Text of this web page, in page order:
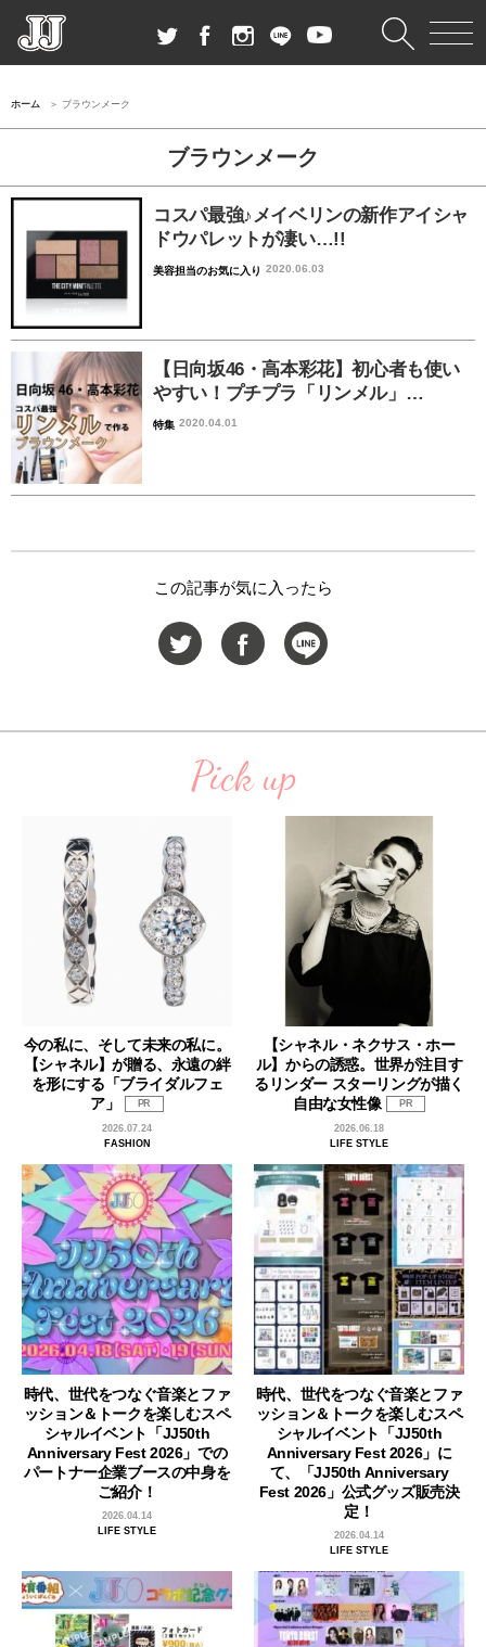
ホーム ブラウンメーク
ブラウンメーク
コスパ最強♪メイベリンの新作アイシャ
ドウパレットが凄い…!!
美容担当のお気に入り 2020.06.03
【日向坂46・高本彩花】初心者も使い
やすい！プチプラ「リンメル」…
特集 2020.04.01
この記事が気に入ったら
Pick up
今の私に、そして未来の私に。
【シャネル】が贈る、永遠の絆
を形にする「ブライダルフェ
ア」
PR
2026.07.24
FASHION
【シャネル・ネクサス・ホー
ル】からの誘惑。世界が注目す
るリンダー スターリングが描く
自由な女性像
PR
2026.06.18
LIFE STYLE
時代、世代をつなぐ音楽とファ
ッション＆トークを楽しむスペ
シャルイベント「JJ50th
Anniversary Fest 2026」での
パートナー企業ブースの中身を
ご紹介！
2026.04.14
LIFE STYLE
時代、世代をつなぐ音楽とファ
ッション＆トークを楽しむスペ
シャルイベント「JJ50th
Anniversary Fest 2026」に
て、「JJ50th Anniversary
Fest 2026」公式グッズ販売決
定！
2026.04.14
LIFE STYLE